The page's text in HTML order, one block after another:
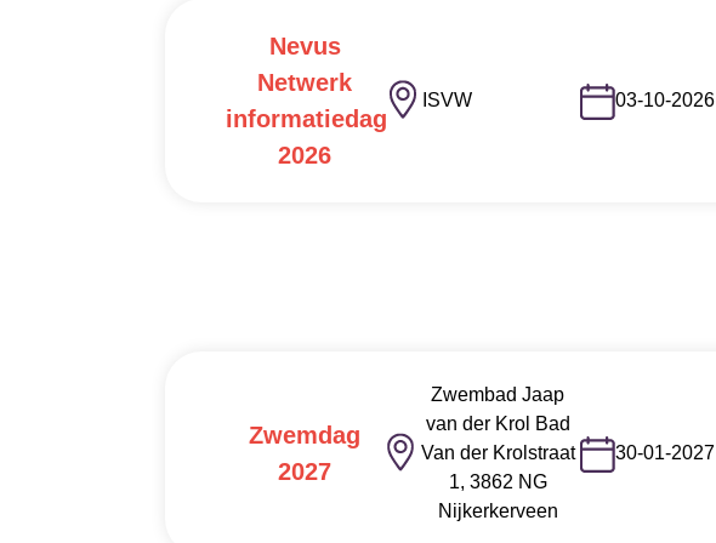
Nevus
Netwerk
informatiedag
2026
ISVW 03-10-2026
Zwemdag
2027
Zwembad Jaap
van der Krol Bad
Van der Krolstraat
1, 3862 NG
Nijkerkerveen
30-01-2027